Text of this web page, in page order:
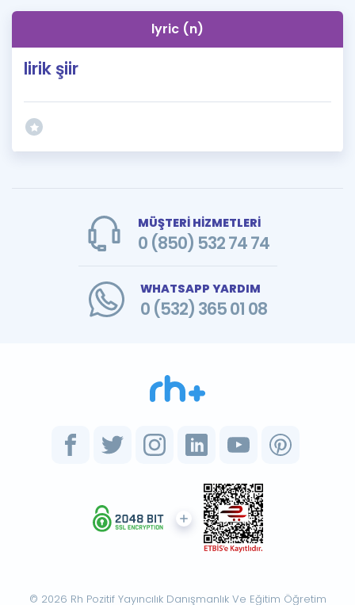
lyric (n)
lirik şiir
MÜŞTERİ HİZMETLERİ
0 (850) 532 74 74
WHATSAPP YARDIM
0 (532) 365 01 08
© 2026 Rh Pozitif Yayıncılık Danışmanlık Ve Eğitim Öğretim